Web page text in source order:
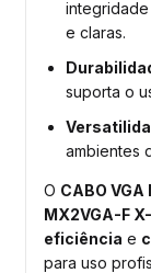
integridade
e claras.
suporta o
ambientes
O CABO VGA
MX2VGA-F
eficiência e
para uso